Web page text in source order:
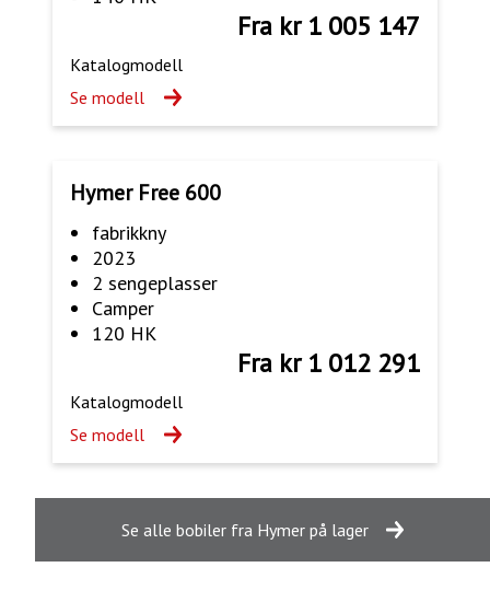
Fra kr 1 005 147
Katalogmodell
Se modell
Hymer Free 600
fabrikkny
2023
2 sengeplasser
Camper
120 HK
Fra kr 1 012 291
Katalogmodell
Se modell
Se alle bobiler fra Hymer på lager